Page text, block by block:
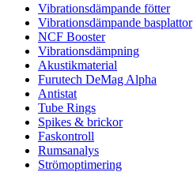
Vibrationsdämpande fötter
Vibrationsdämpande basplattor
NCF Booster
Vibrationsdämpning
Akustikmaterial
Furutech DeMag Alpha
Antistat
Tube Rings
Spikes & brickor
Faskontroll
Rumsanalys
Strömoptimering